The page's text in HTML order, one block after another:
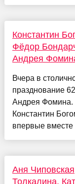
Константин
Фёдор
Андрея
Вчера в
празднование
Андрея Фомина.
Константин
впервые
Аня
Толкалина,